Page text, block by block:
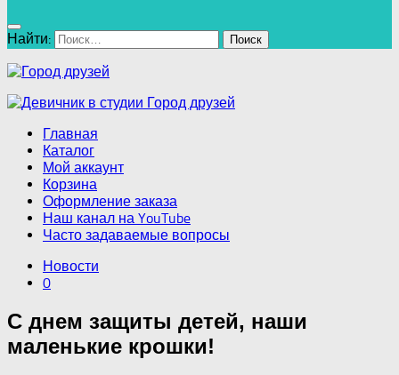
Найти:
Главная
Каталог
Мой аккаунт
Корзина
Оформление заказа
Наш канал на YouTube
Часто задаваемые вопросы
Новости
0
С днем защиты детей, наши
маленькие крошки!